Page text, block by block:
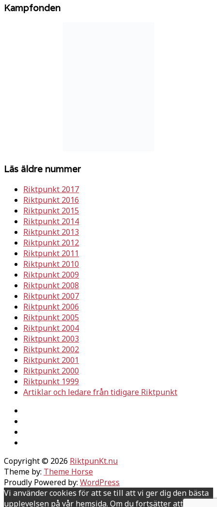
Kampfonden
Läs äldre nummer
Riktpunkt 2017
Riktpunkt 2016
Riktpunkt 2015
Riktpunkt 2014
Riktpunkt 2013
Riktpunkt 2012
Riktpunkt 2011
Riktpunkt 2010
Riktpunkt 2009
Riktpunkt 2008
Riktpunkt 2007
Riktpunkt 2006
Riktpunkt 2005
Riktpunkt 2004
Riktpunkt 2003
Riktpunkt 2002
Riktpunkt 2001
Riktpunkt 2000
Riktpunkt 1999
Artiklar och ledare från tidigare Riktpunkt
Copyright © 2026 RiktpunKt.nu
Theme by: Theme Horse
Proudly Powered by: WordPress
Vi använder cookies för att se till att vi ger dig den bästa
upplevelsen på vår hemsida. Om du fortsätter att